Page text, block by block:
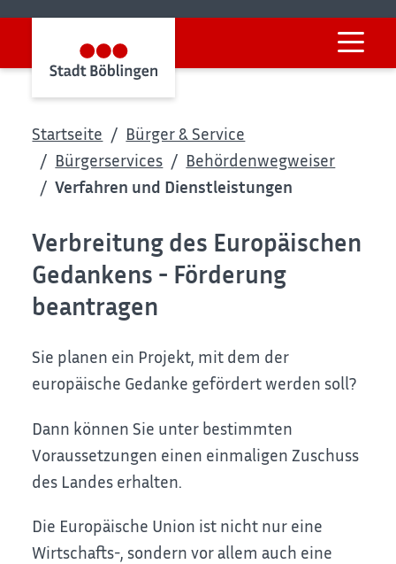
Startseite
Bürger & Service
Bürgerservices
Behördenwegweiser
Verfahren und Dienstleistungen
Verbreitung des Europäischen
Gedankens - Förderung
beantragen
Sie planen ein Projekt, mit dem der
europäische Gedanke gefördert werden soll?
Dann können Sie unter bestimmten
Voraussetzungen einen einmaligen Zuschuss
des Landes erhalten.
Die Europäische Union ist nicht nur eine
Wirtschafts-, sondern vor allem auch eine